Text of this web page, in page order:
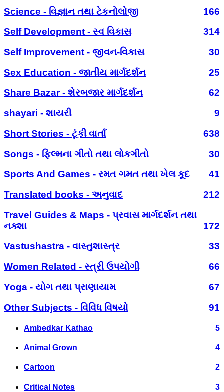
Science - વિજ્ઞાન તથા ટેકનોલોજી
166
Self Development - સ્વ વિકાસ
314
Self Improvement - જીવન-વિકાસ
30
Sex Education - જાતીય માર્ગદર્શન
25
Share Bazar - શેરબજાર માર્ગદર્શન
62
shayari - શાયરી
9
Short Stories - ટૂંકી વાર્તા
638
Songs - ફિલ્મના ગીતો તથા લોકગીતો
30
Sports And Games - રમત ગમત તથા ખેલ કૂદ
41
Translated books - અનુવાદ
212
Travel Guides & Maps - પ્રવાસ માર્ગદર્શન તથા
નક્શા
172
Vastushastra - વાસ્તુશાસ્ત્ર
33
Women Related - સ્ત્રી ઉપયોગી
66
Yoga - યોગ તથા પ્રાણાયામ
67
Other Subjects - વિવિધ વિષયો
91
Ambedkar Kathao 5
Animal Grown 4
Cartoon 2
Critical Notes 3